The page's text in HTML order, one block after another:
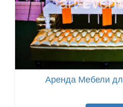
Аренда Мебели